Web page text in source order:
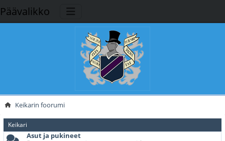
Päävalikko
Keikarin foorumi
Keikari
Asut ja pukineet